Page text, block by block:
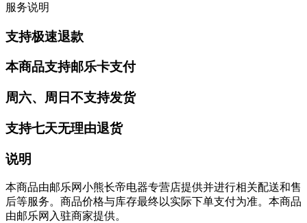
服务说明
支持极速退款
本商品支持邮乐卡支付
周六、周日不支持发货
支持七天无理由退货
说明
本商品由邮乐网小熊长帝电器专营店提供并进行相关配送和售
后等服务。商品价格与库存最终以实际下单支付为准。本商品
由邮乐网入驻商家提供。